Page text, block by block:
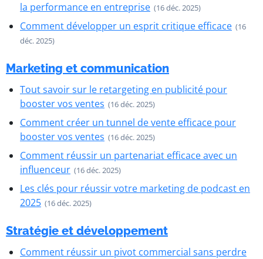
la performance en entreprise (16 déc. 2025)
Comment développer un esprit critique efficace (16
déc. 2025)
Marketing et communication
Tout savoir sur le retargeting en publicité pour
booster vos ventes (16 déc. 2025)
Comment créer un tunnel de vente efficace pour
booster vos ventes (16 déc. 2025)
Comment réussir un partenariat efficace avec un
influenceur (16 déc. 2025)
Les clés pour réussir votre marketing de podcast en
2025 (16 déc. 2025)
Stratégie et développement
Comment réussir un pivot commercial sans perdre